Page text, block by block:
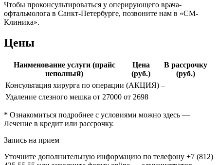
Чтобы проконсультироваться у оперирующего врача-
офтальмолога в Санкт-Петербурге, позвоните нам в «СМ-
Клиника».
Цены
Наименование услуги (прайс
неполный)
Цена
(руб.)
В рассрочку
(руб.)
Консультация хирурга по операции (АКЦИЯ) –
Удаление слезного мешка от 27000 от 2698
* Ознакомиться подробнее с условиями можно здесь —
Лечение в кредит или рассрочку.
Запись на прием
Уточните дополнительную информацию по телефону +7 (812)